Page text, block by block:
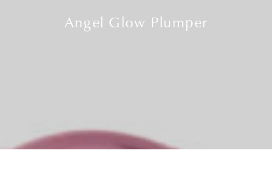
Angel Glow Plumper